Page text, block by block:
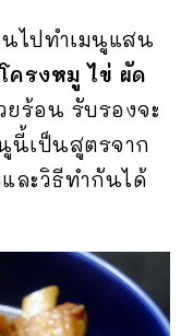
นไปทำเมนูแสน
ครงหมู ไข่ ผัด
ร้อน รับรองจะ
นี้เป็นสูตรจาก
ละวิธีทำกันได้